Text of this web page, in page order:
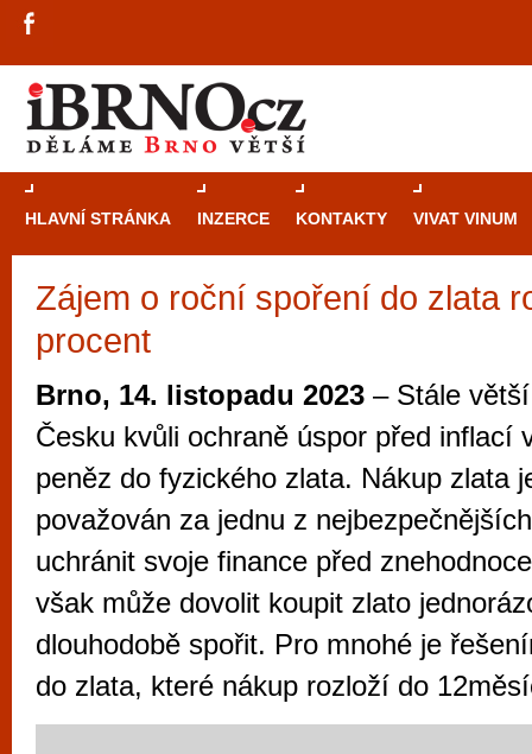
HLAVNÍ STRÁNKA INZERCE KONTAKTY VIVAT VINUM
Zájem o roční spoření do zlata
procent
Brno, 14. listopadu 2023 – Stále
Česku kvůli ochraně úspor před inflací
peněz do fyzického zlata. Nákup zlata
považován za jednu z
uchránit svoje finance před
však může dovolit koupit zlato
dlouhodobě spořit. Pro mnohé je
do zlata, které nákup rozloží do
Průvodce
Brno je
zajímavé
restaurace,
Mimo jiné je ale také místem, kde si
vyzkoušet různé kasinové hry. V
metropoli naleznete širokou nabídku her
po moderní automaty jak pro pravidelné
příležitostné hráče. V...